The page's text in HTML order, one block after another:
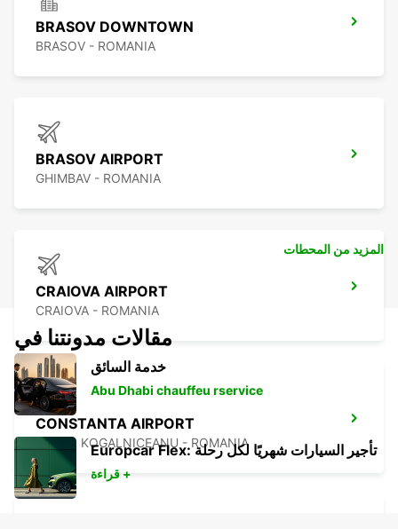
BRASOV DOWNTOWN
BRASOV - ROMANIA
BRASOV AIRPORT
GHIMBAV - ROMANIA
CRAIOVA AIRPORT
CRAIOVA - ROMANIA
CONSTANTA AIRPORT
MIHAIL KOGALNICEANU - ROMANIA
المزيد من المحطات
مقالات مدونتنا في
خدمة السائق
Abu Dhabi chauffeu rservice
Europcar Flex: تأجير السيارات شهريًا لكل رحلة
قراءة +